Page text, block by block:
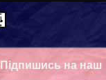
Підпишись на наш
Telegram